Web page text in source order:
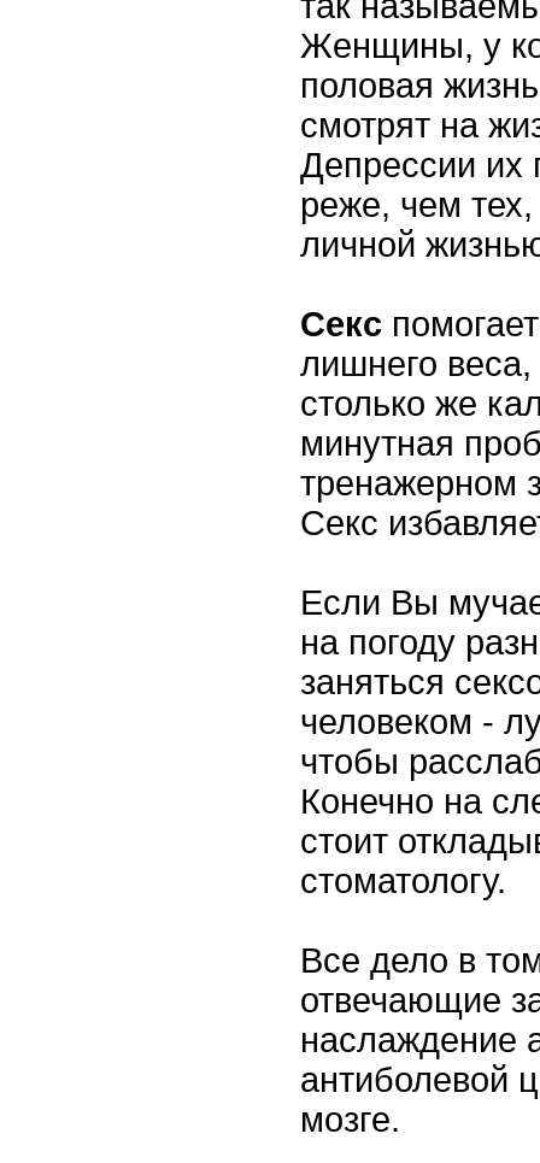
Женщины, у
половая
смотрят на
Депрессии их
реже, чем
личной
Секс
лишнего веса,
столько же
минутная
тренажерном
Секс
Если Вы
на погоду
заняться
человеком -
чтобы
Конечно на
стоит
стоматологу.
Все дело в
отвечающие
наслаждение
антиболевой
мозге.